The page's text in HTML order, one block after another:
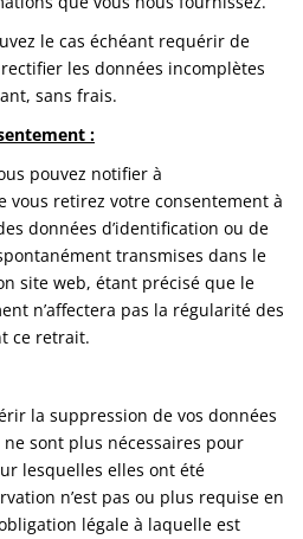
le cas échéant requérir de
les données incomplètes
sans frais.
:
pouvez notifier à
vous retirez votre consentement à
données d’identification ou de
transmises dans le
site web, étant précisé que le
n’affectera pas la régularité des
ce retrait.
la suppression de vos données
sont plus nécessaires pour
lesquelles elles ont été
n’est pas ou plus requise en
légale à laquelle est